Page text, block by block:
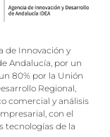
de Innovación y
Andalucía, por un
80% por la Unión
Regional,
comercial y análisis
con el
tecnologías de la